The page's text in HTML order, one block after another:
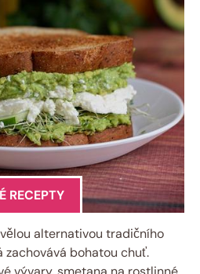
RECEPTY
alternativou tradičního
zachovává bohatou chuť.